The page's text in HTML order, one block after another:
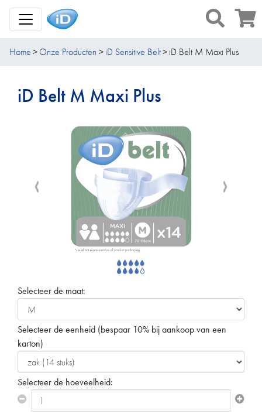
Toggle Navigation
Home Onze Producten iD Sensitive Belt iD Belt M Maxi Plus
iD Belt M Maxi Plus
Selecteer de maat:
Selecteer de eenheid (bespaar 10% bij aankoop van een
karton)
Selecteer de hoeveelheid: